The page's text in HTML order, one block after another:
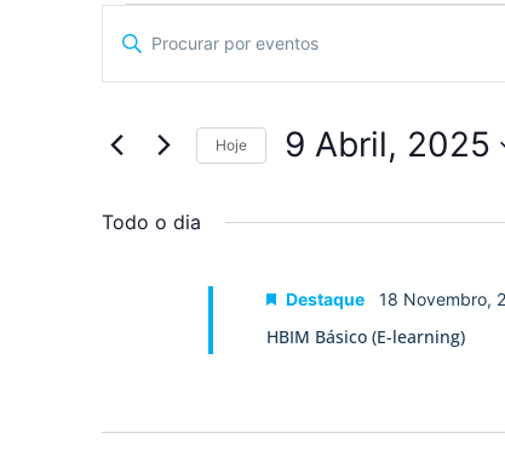
Navegação
de
pesquisa
e
visualização
Eventos
Digite
chave.
Eventos
Hoje 9 Abril, 2025
data.
Todo o dia
HBIM Básico (E-learning)
Destaque 18 Novembro,